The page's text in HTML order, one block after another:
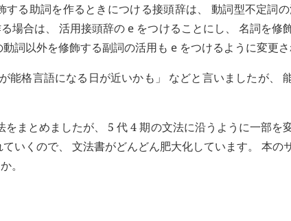
する助詞を作るときにつける接頭辞は、 動詞型不定詞
場合は、 活用接頭辞の e をつけることにし、 名詞を修
詞以外を修飾する副詞の活用も e をつけるように変更さ
能格言語になる日が近いかも」 などと言いましたが、
をまとめましたが、 5 代 4 期の文法に沿うように一部を
いくので、 文法書がどんどん肥大化しています。 本の
。